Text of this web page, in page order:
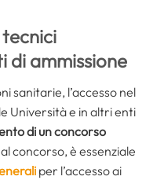
di ammissione
sanitarie, l’accesso nel
Università e in altri enti
di un concorso
concorso, è essenziale
per l’accesso ai